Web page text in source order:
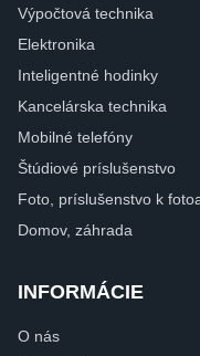
Výpočtová technika
Elektronika
Inteligentné hodinky
Kancelárska technika
Mobilné telefóny
Štúdiové príslušenstvo
Foto, príslušenstvo k
Domov, záhrada
INFORMÁCIE
O nás